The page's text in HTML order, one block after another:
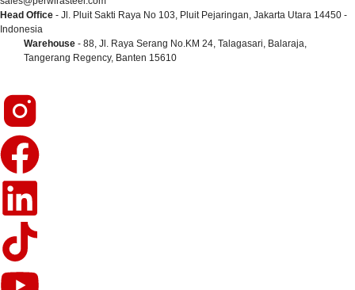
Head Office - Jl. Pluit Sakti Raya No 103, Pluit Pejaringan, Jakarta Utara 14450 -
Indonesia
Warehouse - 88, Jl. Raya Serang No.KM 24, Talagasari, Balaraja,
Tangerang Regency, Banten 15610